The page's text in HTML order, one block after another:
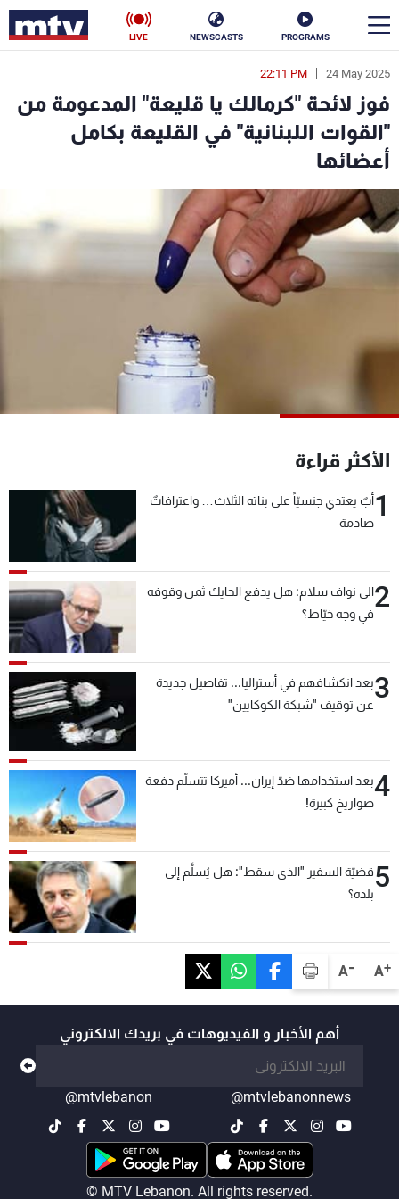
PROGRAMS
NEWSCASTS
LIVE
A+
A-
24 May 2025
22:11 PM
فوز لائحة "كرمالك يا قليعة" المدعومة من
"القوات اللبنانية" في القليعة بكامل
أعضائها
الأكثر قراءة
1أبٌ يعتدي جنسيّاً على بناته الثلاث… واعترافاتٌ
صادمة
2الى نواف سلام: هل يدفع الحايك ثمن وقوفه
في وجه خيّاط؟
3بعد انكشافهم في أستراليا... تفاصيل جديدة
عن توقيف "شبكة الكوكايين"
4بعد استخدامها ضدّ إيران... أميركا تتسلّم دفعة
صواريخ كبيرة!
5قضيّة السفير "الذي سقط": هل يُسلَّم إلى
بلده؟
أهم الأخبار و الفيديوهات في بريدك الالكتروني
@mtvlebanonnews
@mtvlebanon
© MTV Lebanon. All rights reserved.
en
الأخبار
سياسة
إقتصاد فن
منوعات رياضة
كأس العالم
شاهد البرامج
عن MTV
الإنـتـاج
وظائف
شروط الإسـتخدام